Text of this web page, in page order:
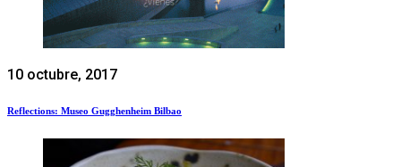
10 octubre, 2017
Reflections: Museo Gugghenheim Bilbao